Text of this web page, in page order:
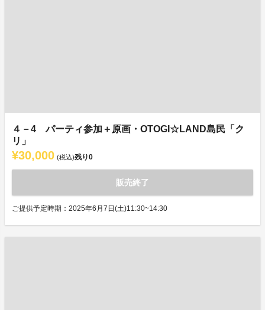
４－4 パーティ参加＋原画・OTOGI☆LAND島民「ク
リ」
¥30,000 (税込)残り0
販売終了
ご提供予定時期：2025年6月7日(土)11:30~14:30